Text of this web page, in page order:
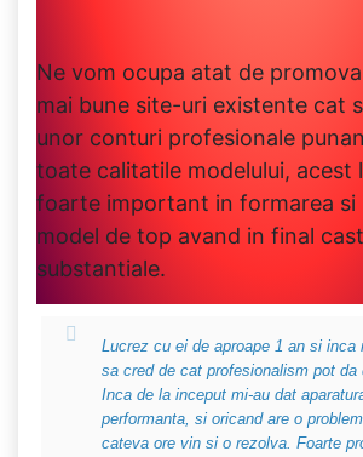
Ne vom ocupa atat de
mai bune site-uri existente cat
unor conturi profesionale
toate calitatile modelului, acest
foarte important in formarea si
model de top avand in final
substantiale.
Lucrez cu ei de aproape 1 an si inca
sa cred de cat profesionalism pot da
Inca de la inceput mi-au dat
performanta, si oricand are o
cateva ore vin si o rezolva. Foarte